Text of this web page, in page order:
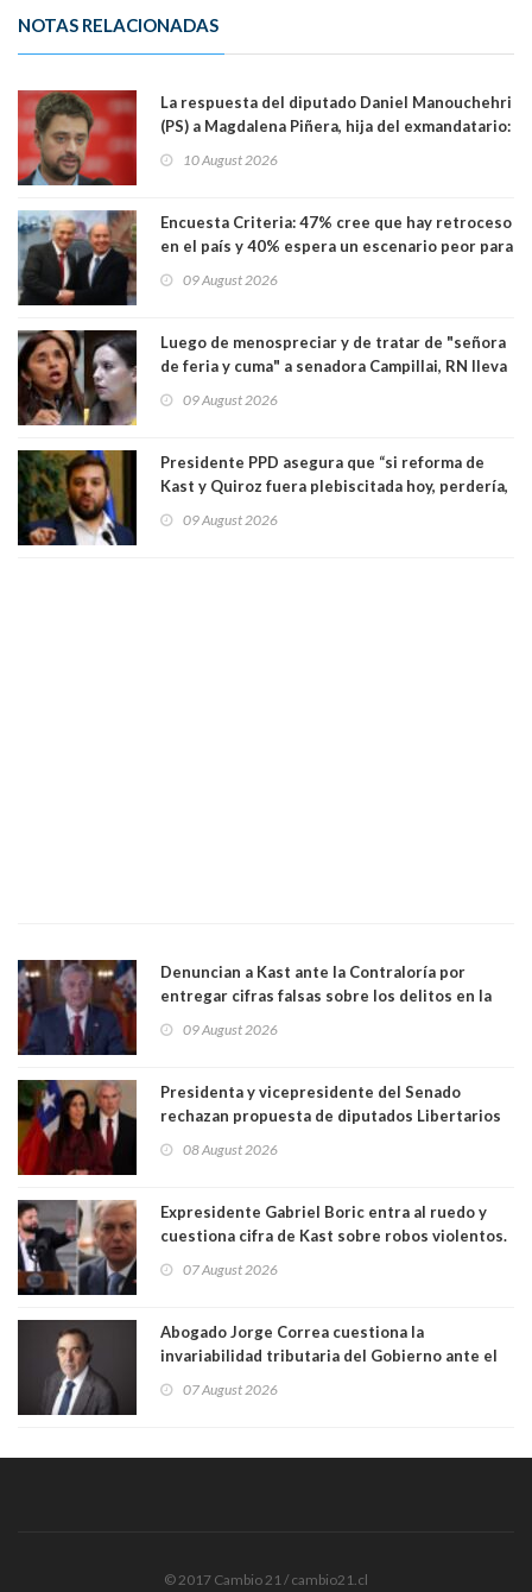
NOTAS RELACIONADAS
La respuesta del diputado Daniel Manouchehri
(PS) a Magdalena Piñera, hija del exmandatario:
creían intocables"
10 August 2026
Encuesta Criteria: 47% cree que hay retroceso
en el país y 40% espera un escenario peor para
09 August 2026
Luego de menospreciar y de tratar de "señora
de feria y cuma" a senadora Campillai, RN lleva
09 August 2026
Presidente PPD asegura que “si reforma de
Kast y Quiroz fuera plebiscitada hoy, perdería,
a favor de la oposición, sería una victoria de la
09 August 2026
Denuncian a Kast ante la Contraloría por
entregar cifras falsas sobre los delitos en la
09 August 2026
Presidenta y vicepresidente del Senado
rechazan propuesta de diputados Libertarios
"Constituye un camino equivocado"
08 August 2026
Expresidente Gabriel Boric entra al ruedo y
cuestiona cifra de Kast sobre robos violentos.
07 August 2026
Abogado Jorge Correa cuestiona la
invariabilidad tributaria del Gobierno ante el
democracia” y "defendemos la alternancia en el
07 August 2026
© 2017 Cambio 21 / cambio21.cl